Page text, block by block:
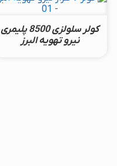
کولر سلولزی 8500 پلیمری
نیرو تهویه البرز